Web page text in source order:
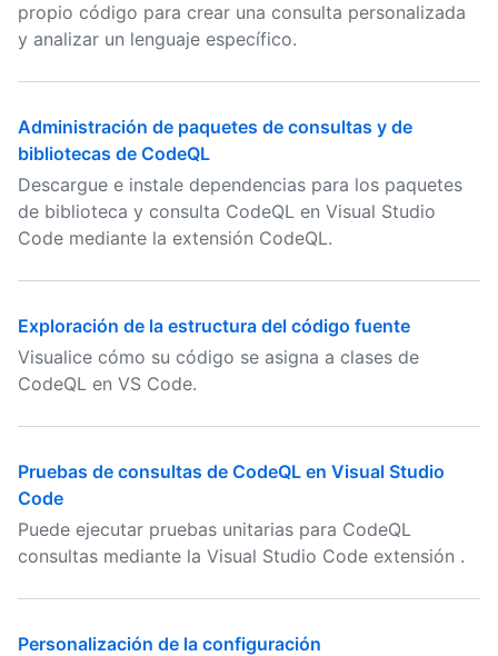
propio código para crear una consulta personalizada
y analizar un lenguaje específico.
Administración de paquetes de consultas y de
bibliotecas de CodeQL
Descargue e instale dependencias para los paquetes
de biblioteca y consulta CodeQL en Visual Studio
Code mediante la extensión CodeQL.
Exploración de la estructura del código fuente
Visualice cómo su código se asigna a clases de
CodeQL en VS Code.
Pruebas de consultas de CodeQL en Visual Studio
Code
Puede ejecutar pruebas unitarias para CodeQL
consultas mediante la Visual Studio Code extensión .
Personalización de la configuración